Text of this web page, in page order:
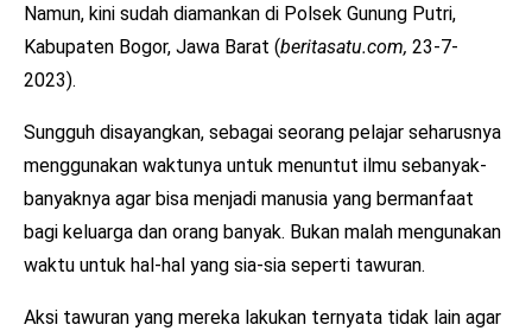
Namun, kini sudah diamankan di Polsek Gunung Putri,
Kabupaten Bogor, Jawa Barat (beritasatu.com, 23-7-
2023).
Sungguh disayangkan, sebagai seorang pelajar seharusnya
menggunakan waktunya untuk menuntut ilmu sebanyak-
banyaknya agar bisa menjadi manusia yang bermanfaat
bagi keluarga dan orang banyak. Bukan malah mengunakan
waktu untuk hal-hal yang sia-sia seperti tawuran.
Aksi tawuran yang mereka lakukan ternyata tidak lain agar